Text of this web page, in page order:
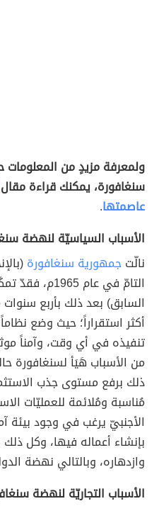
ولمعرفة مزيدٍ من
سنغافورة، يمكنك قراءة مقال
عاصمتها.
الأسباب السياسيّة لنهضة
نالّتجمهورية سنغافورة
التامّ في عام
السابق) بعد ذلك بأربع
أكثر استقراراً؛ حيث وضع
تنفيذه في أي وقت، وآمناً
من الأسباب هَيَأ لسنغافورة
ذلك برفع مستوى جذب
مُناسبة ومُلائمة للعمليّات
الأجنبيّ يرغب في وجود بيئة
بإنشاء أعماله فيها، وكل
وازدهاره، وبالتالي نهضة
الأسباب التجاريّة لنهضة